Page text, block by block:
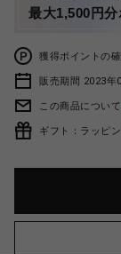
最大1,500円
獲得ポイントの
販売期間 2023年
この商品について
ギフト：ラッピ